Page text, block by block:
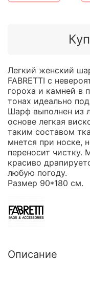
Легкий женский
FABRETTI с
гороха и камней в
тонах идеально
Шарф выполнен из
основе легкая
таким составом
мнется при носке,
переносит чистку.
красиво
любую погоду.
Размер 90*180 см.
Описание